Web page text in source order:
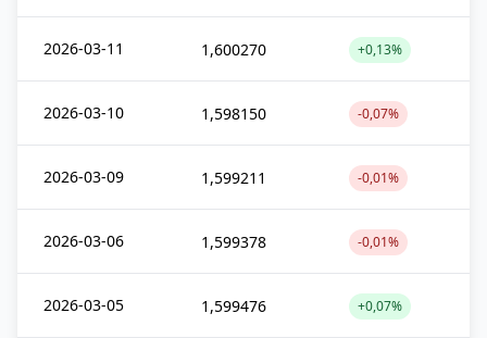
2026-03-11 1,600270 +0,13%
2026-03-10 1,598150 -0,07%
2026-03-09 1,599211 -0,01%
2026-03-06 1,599378 -0,01%
2026-03-05 1,599476 +0,07%